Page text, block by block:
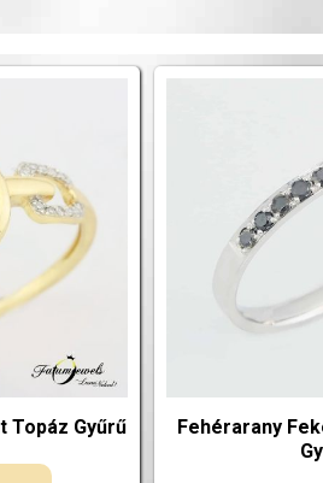
Topáz Gyűrű
Fehérarany